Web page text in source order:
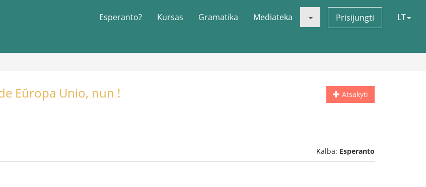
Esperanto? Kursas Gramatika Mediateka Prisijungti LT
Atsakyti
Eŭropa Unio, nun !
Kalba: Esperanto